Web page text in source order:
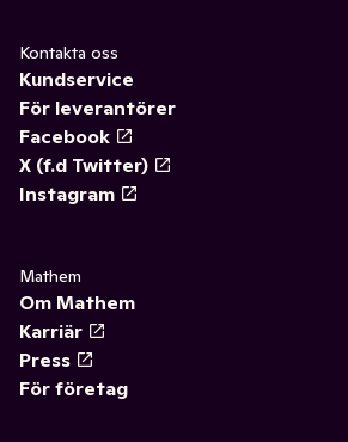
Kontakta oss
Kundservice
För leverantörer
Facebook
X (f.d Twitter)
Instagram
Mathem
Om Mathem
Karriär
Press
För företag